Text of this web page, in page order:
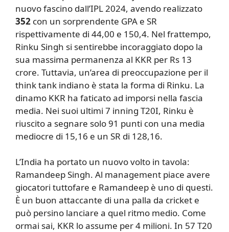
nuovo fascino dall’IPL 2024, avendo realizzato
352 con un sorprendente GPA e SR
rispettivamente di 44,00 e 150,4. Nel frattempo,
Rinku Singh si sentirebbe incoraggiato dopo la
sua massima permanenza al KKR per Rs 13
crore. Tuttavia, un’area di preoccupazione per il
think tank indiano è stata la forma di Rinku. La
dinamo KKR ha faticato ad imporsi nella fascia
media. Nei suoi ultimi 7 inning T20I, Rinku è
riuscito a segnare solo 91 punti con una media
mediocre di 15,16 e un SR di 128,16.
L’India ha portato un nuovo volto in tavola:
Ramandeep Singh. Al management piace avere
giocatori tuttofare e Ramandeep è uno di questi.
È un buon attaccante di una palla da cricket e
può persino lanciare a quel ritmo medio. Come
ormai sai, KKR lo assume per 4 milioni. In 57 T20